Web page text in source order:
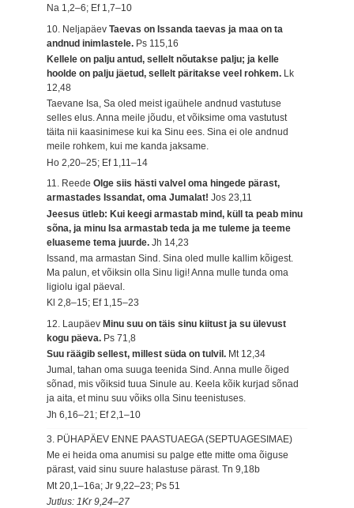
Na 1,2–6; Ef 1,7–10
10. NeljapäevTaevas on Issanda taevas ja maa on ta
andnud inimlastele. Ps 115,16
Kellele on palju antud, sellelt nõutakse palju; ja kelle
hoolde on palju jäetud, sellelt päritakse veel rohkem. Lk
12,48
Taevane Isa, Sa oled meist igaühele andnud vastutuse
selles elus. Anna meile jõudu, et võiksime oma vastutust
täita nii kaasinimese kui ka Sinu ees. Sina ei ole andnud
meile rohkem, kui me kanda jaksame.
Ho 2,20–25; Ef 1,11–14
11. ReedeOlge siis hästi valvel oma hingede pärast,
armastades Issandat, oma Jumalat!Jos 23,11
Jeesus ütleb: Kui keegi armastab mind, küll ta peab minu
sõna, ja minu Isa armastab teda ja me tuleme ja teeme
eluaseme tema juurde.Jh 14,23
Issand, ma armastan Sind. Sina oled mulle kallim kõigest.
Ma palun, et võiksin olla Sinu ligi! Anna mulle tunda oma
ligiolu igal päeval.
Kl 2,8–15; Ef 1,15–23
12. LaupäevMinu suu on täis sinu kiitust ja su ülevust
kogu päeva. Ps 71,8
Suu räägib sellest, millest süda on tulvil. Mt 12,34
Jumal, tahan oma suuga teenida Sind. Anna mulle õiged
sõnad, mis võiksid tuua Sinule au. Keela kõik kurjad sõnad
ja aita, et minu suu võiks olla Sinu teenistuses.
Jh 6,16–21; Ef 2,1–10
3. PÜHAPÄEV ENNE PAASTUAEGA (SEPTUAGESIMAE)
Me ei heida oma anumisi su palge ette mitte oma õiguse
pärast, vaid sinu suure halastuse pärast.Tn 9,18b
Mt 20,1–16a; Jr 9,22–23; Ps 51
Jutlus: 1Kr 9,24–27